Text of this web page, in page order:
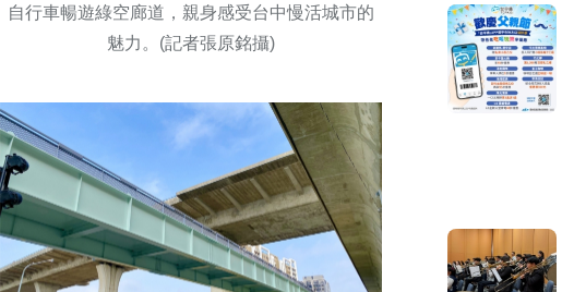
自行車暢遊綠空廊道，親身感受台中慢活城市的
魅力。(記者張原銘攝)